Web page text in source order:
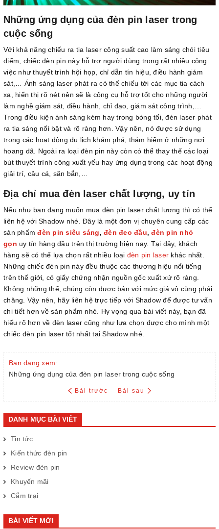
DANH MỤC BÀI VIẾT
Tin tức
Kiến thức đèn pin
Review đèn pin
Khuyến mãi
Cắm trại
BÀI VIẾT MỚI
Những ứng dụng của đèn pin laser trong
cuộc sống
Với khả năng chiếu ra tia laser công suất cao làm sáng chói tiêu
điểm, chiếc đèn pin này hỗ trợ người dùng trong rất nhiều công
việc như thuyết trình hội họp, chỉ dẫn tín hiệu, điều hành giám
sát,… Ánh sáng laser phát ra có thể chiếu tới các mục tia cách
xa, hiển thị rõ nét nên sẽ là công cụ hỗ trợ tốt cho những người
làm nghề giám sát, điều hành, chỉ đạo, giám sát công trình,…
Trong điều kiện ánh sáng kém hay trong bóng tối, đèn laser phát
ra tia sáng nổi bật và rõ ràng hơn. Vậy nên, nó được sử dụng
trong các hoạt động du lịch khám phá, thám hiểm ở những nơi
hoang dã. Ngoài ra loại đèn pin này còn có thể thay thế các loại
bút thuyết trình công xuất yếu hay ứng dụng trong các hoạt động
giải trí, câu cá, săn bắn,…
Địa chỉ mua đèn laser chất lượng, uy tín
Nếu như bạn đang muốn mua đèn pin laser chất lượng thì có thể
liên hệ với Shadow nhé. Đây là một đơn vị chuyên cung cấp các
sản phẩmđèn pin siêu sáng, đèn đeo đầu,đèn pin nhỏ
gọn uy tín hàng đầu trên thị trường hiện nay. Tại đây, khách
hàng sẽ có thể lựa chọn rất nhiều loại đèn pin laser khác nhất.
Những chiếc đèn pin này đều thuộc các thương hiệu nổi tiếng
trên thế giới, có giấy chứng nhận nguồn gốc xuất xứ rõ ràng.
Không những thế, chúng còn được bán với mức giá vô cùng phải
chăng. Vậy nên, hãy liên hệ trực tiếp với Shadow để được tư vấn
chi tiết hơn về sản phẩm nhé. Hy vọng qua bài viết này, bạn đã
hiểu rõ hơn về đèn laser cũng như lựa chọn được cho mình một
chiếc đèn pin laser tốt nhất tại Shadow nhé.
Bạn đang xem:
Những ứng dụng của đèn pin laser trong cuộc sống
Bài trước Bài sau